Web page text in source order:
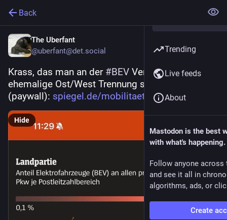
Back
The Uberfant
@uberfant@det.social
Krass, das man an der #BEV Verteilung die
ehemalige Ost/West Trennung sieht. Quelle
(paywall): spiegel.de/mobilitaet/auto/ele
Hide
Trending
Live feeds
About
Mastodon is the best
with what's happening.
Follow anyone across
and see it all in
algorithms, ads, or
Create